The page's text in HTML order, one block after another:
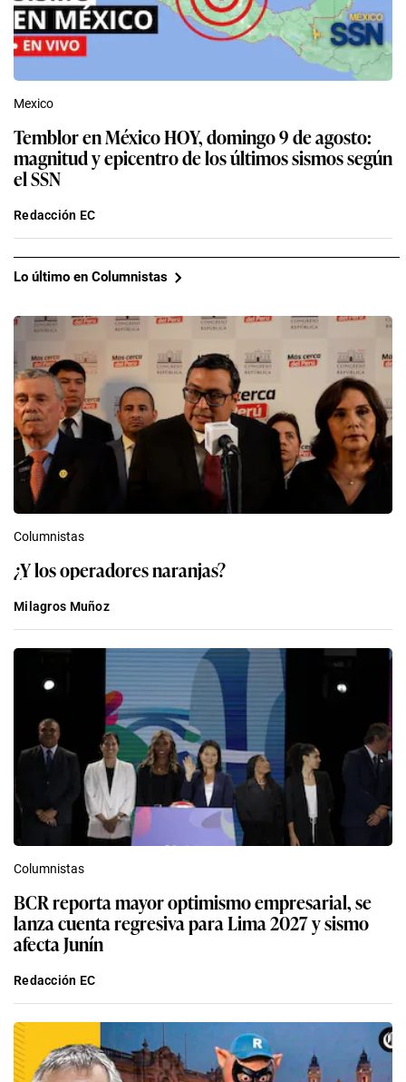
Mexico
Temblor en México HOY, domingo 9 de agosto:
magnitud y epicentro de los últimos sismos según
el SSN
Redacción EC
Lo último en Columnistas
Columnistas
¿Y los operadores naranjas?
Milagros Muñoz
Columnistas
BCR reporta mayor optimismo empresarial, se
lanza cuenta regresiva para Lima 2027 y sismo
afecta Junín
Redacción EC